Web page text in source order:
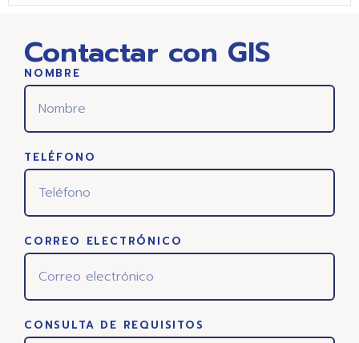
Contactar con GIS
NOMBRE
TELÉFONO
CORREO ELECTRÓNICO
CONSULTA DE REQUISITOS